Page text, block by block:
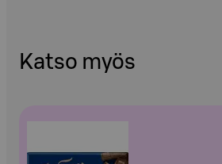
Katso myös